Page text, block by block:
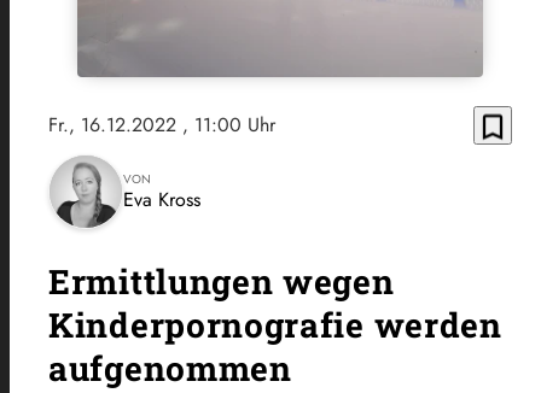
Fr., 16.12.2022 , 11:00 Uhr bookmark_border
VON
Eva Kross
Ermittlungen wegen
Kinderpornografie werden
aufgenommen